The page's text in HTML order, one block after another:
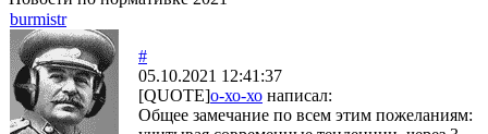
burmistr
#
05.10.2021 12:41:37
[QUOTE]о-хо-хо написал:
Общее замечание по всем этим пожеланиям: